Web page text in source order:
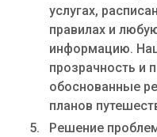
услугах,
правилах и
информацию.
прозрачность и
обоснованные
планов
Решение